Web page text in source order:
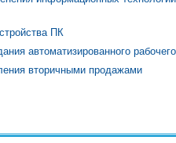
ПК
автоматизированного
вторичными продажами